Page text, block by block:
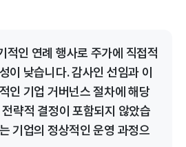
적인 연례 행사로 주가에 직접적
이 낮습니다. 감사인 선임과 이
인 기업 거버넌스 절차에 해당
략적 결정이 포함되지 않았습
기업의 정상적인 운영 과정으